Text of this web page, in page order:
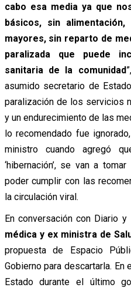
cabo esa media ya que
básicos, sin
mayores, sin reparto de
paralizada que puede
sanitaria de la comunidad
asumido secretario de
paralización de los servicios
y un endurecimiento de las
lo recomendado fue
ministro cuando agregó
‘hibernación’, se van a
poder cumplir con las
la circulación viral.
En conversación con Diario
médica y ex ministra de
propuesta de Espacio
Gobierno para descartarla.
Estado durante el último